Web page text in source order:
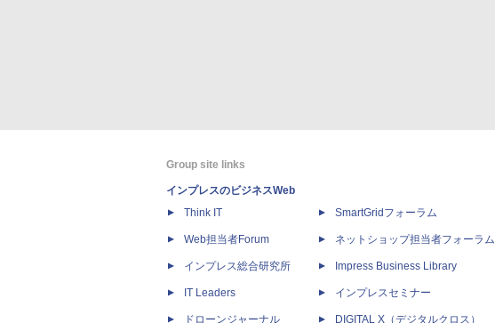
Group site links
インプレスのビジネスWeb
Think IT
Web担当者Forum
インプレス総合研究所
IT Leaders
ドローンジャーナル
SmartGridフォーラム
ネットショップ担当者フォーラム
Impress Business Library
インプレスセミナー
DIGITAL X（デジタルクロス）